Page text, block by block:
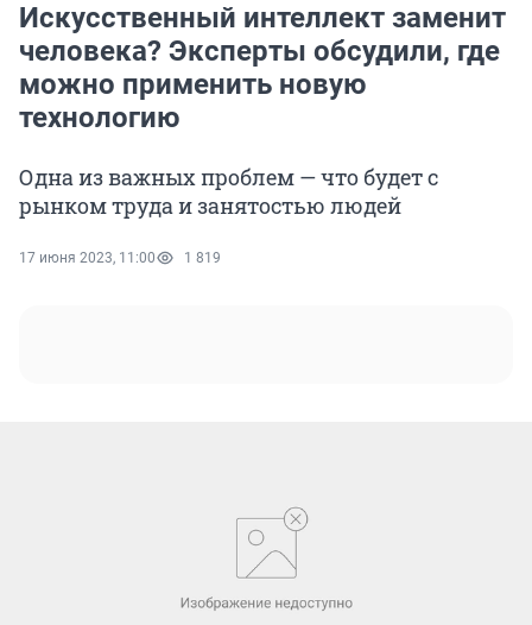
Искусственный интеллект заменит
человека? Эксперты обсудили, где
можно применить новую
технологию
Одна из важных проблем — что будет с
рынком труда и занятостью людей
17 июня 2023, 11:00 1 819